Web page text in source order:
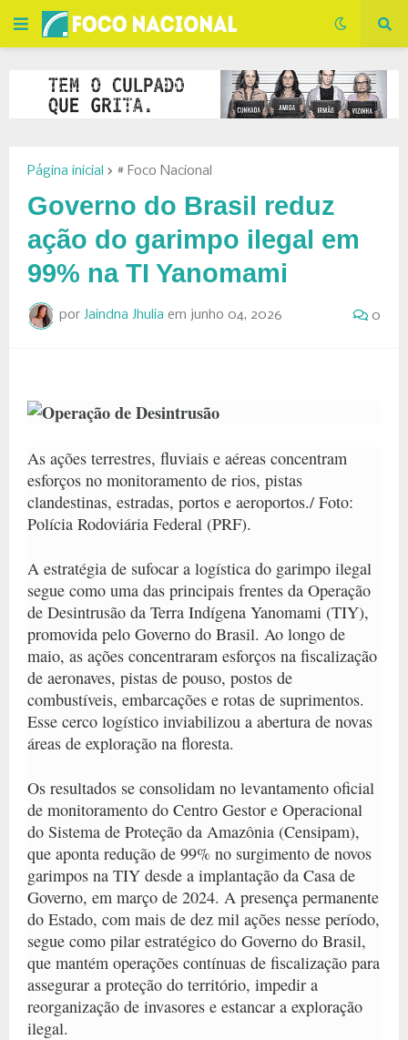
Página inicial # Foco Nacional
Governo do Brasil reduz
ação do garimpo ilegal em
99% na TI Yanomami
por Jaindna Jhulia em junho 04, 2026 0
As ações terrestres, fluviais e aéreas concentram
esforços no monitoramento de rios, pistas
clandestinas, estradas, portos e aeroportos./ Foto:
Polícia Rodoviária Federal (PRF).
A estratégia de sufocar a logística do garimpo ilegal
segue como uma das principais frentes da Operação
de Desintrusão da Terra Indígena Yanomami (TIY),
promovida pelo Governo do Brasil. Ao longo de
maio, as ações concentraram esforços na fiscalização
de aeronaves, pistas de pouso, postos de
combustíveis, embarcações e rotas de suprimentos.
Esse cerco logístico inviabilizou a abertura de novas
áreas de exploração na floresta.
Os resultados se consolidam no levantamento oficial
de monitoramento do Centro Gestor e Operacional
do Sistema de Proteção da Amazônia (Censipam),
que aponta redução de 99% no surgimento de novos
garimpos na TIY desde a implantação da Casa de
Governo, em março de 2024. A presença permanente
do Estado, com mais de dez mil ações nesse período,
segue como pilar estratégico do Governo do Brasil,
que mantém operações contínuas de fiscalização para
assegurar a proteção do território, impedir a
reorganização de invasores e estancar a exploração
ilegal.